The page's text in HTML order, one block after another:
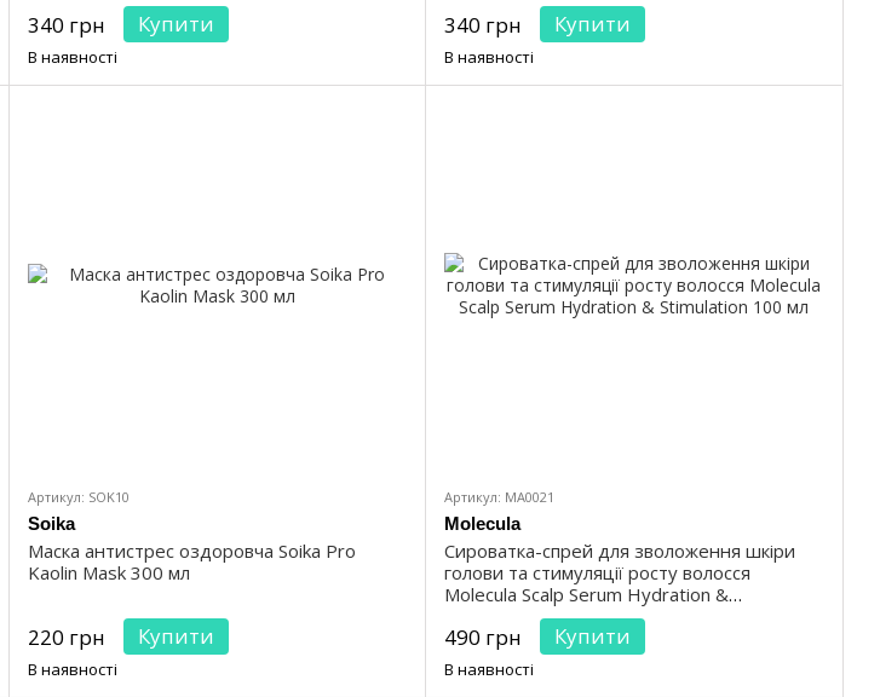
340 грн Купити
В наявності
340 грн Купити
В наявності
Артикул: SOK10
Soika
Маска антистрес оздоровча Soika Pro
Kaolin Mask 300 мл
220 грн Купити
В наявності
Артикул: MA0021
Molecula
Сироватка-спрей для зволоження шкіри
голови та стимуляції росту волосся
Molecula Scalp Serum Hydration &
Stimulation 100 мл
490 грн Купити
В наявності